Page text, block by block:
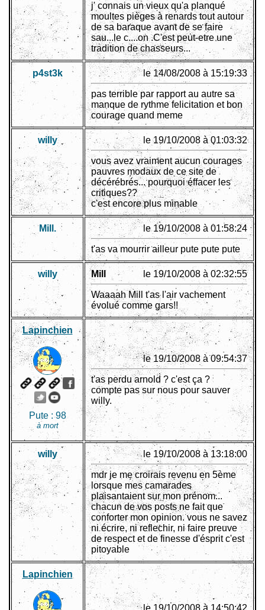
j' connais un vieux qu'a planqué
moultes pièges à renards tout autour
de sa baraque avant de se faire
sau...le c....on .C'est peut-etre une
tradition de chasseurs...
p4st3k le 14/08/2008 à 15:19:33
pas terrible par rapport au autre sa
manque de rythme felicitation et bon
courage quand meme
willy le 19/10/2008 à 01:03:32
vous avez vraiment aucun courages
pauvres modaux de ce site de
décérébrés... pourquoi éffacer les
critiques??
c'est encore plus minable
Mill. le 19/10/2008 à 01:58:24
t'as va mourrir ailleur pute pute pute
willy Mill le 19/10/2008 à 02:32:55
Waaaah Mill t'as l'air vachement
évolué comme gars!!
Lapinchien
Pute :98
à mort
le 19/10/2008 à 09:54:37
t'as perdu arnold ? c'est ça ?
compte pas sur nous pour sauver
willy.
willy le 19/10/2008 à 13:18:00
mdr je me croirais revenu en 5ème
lorsque mes camarades
plaisantaient sur mon prénom...
chacun de vos posts ne fait que
conforter mon opinion. vous ne savez
ni écrire, ni reflechir, ni faire preuve
de respect et de finesse d'ésprit c'est
pitoyable
Lapinchien